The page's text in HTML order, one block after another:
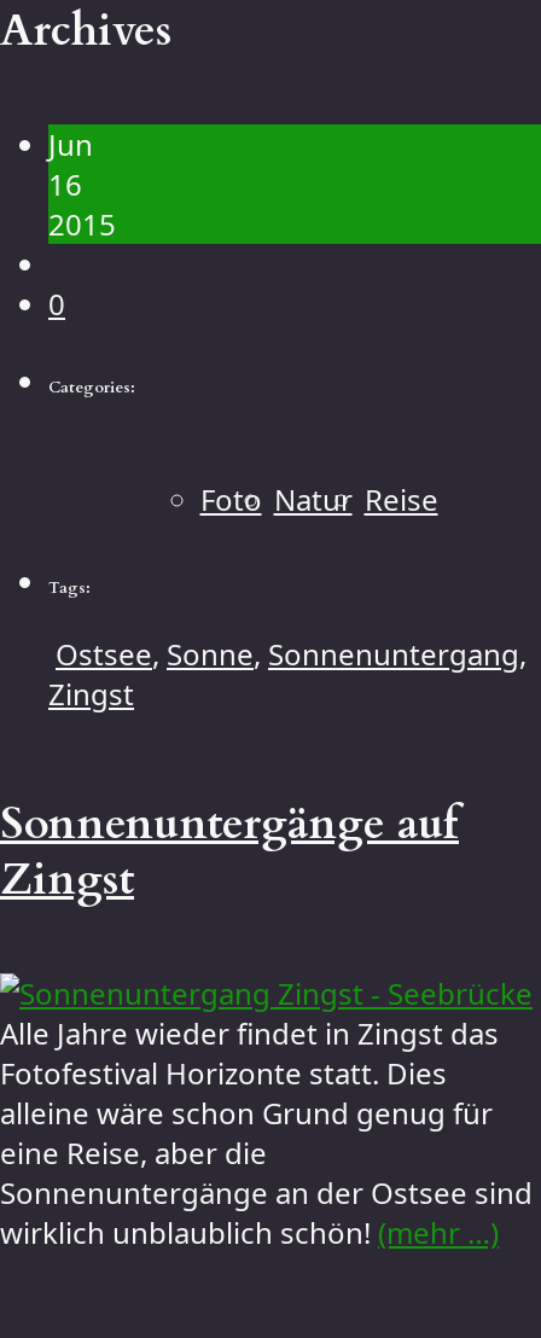
Archives
Jun
16
2015
0
Categories:
Foto Natur Reise
Tags:
Ostsee, Sonne, Sonnenuntergang,
Zingst
Sonnenuntergänge auf
Zingst
Alle Jahre wieder findet in Zingst das
Fotofestival Horizonte statt. Dies
alleine wäre schon Grund genug für
eine Reise, aber die
Sonnenuntergänge an der Ostsee sind
wirklich unblaublich schön! (mehr …)